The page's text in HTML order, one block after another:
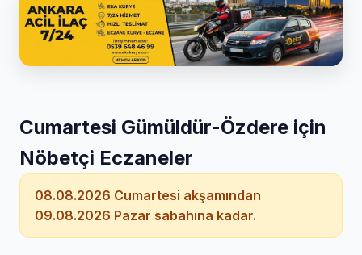
Cumartesi Gümüldür-Özdere için
Nöbetçi Eczaneler
08.08.2026 Cumartesi akşamından
09.08.2026 Pazar sabahına kadar.